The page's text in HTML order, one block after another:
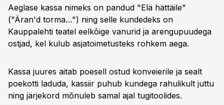
Aeglase kassa nimeks on pandud "Elä hättäile"
("Äran'd torma…") ning selle kundedeks on
Kauppalehti teatel eelkõige vanurid ja arengupuudega
ostjad, kel kulub asjatoimetusteks rohkem aega.
Kassa juures aitab poesell ostud konveierile ja sealt
poekotti laduda, kassiir puhub kundega rahulikult juttu
ning järjekord mõnuleb samal ajal tugitoolides.